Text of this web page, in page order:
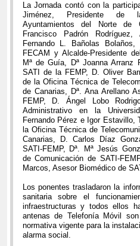
La Jornada contó con la
Jiménez, Presidente de
Ayuntamientos del Norte de
Francisco Padrón
Fernando L. Bañolas
FECAM y Alcalde-Presidente
Mª de Guía, Dª Joanna Arranz
SATI de la FEMP, D. Oliver
de la Oficina Técnica de
de Canarias, Dª. Ana Arellano
FEMP, D. Ángel Lobo
Administrativo en la
Fernando Pérez e Igor Estavillo,
la Oficina Técnica de
Canarias, D. Carlos Díaz
SATI-FEMP, Dª. Mª Jesús
de Comunicación de SATI-
Marcos, Asesor Biomédico de
Los ponentes trasladaron la
sanitaria sobre el
infraestructuras y todos ellos
antenas de Telefonía Móvil
normativa vigente para la
alarma social.